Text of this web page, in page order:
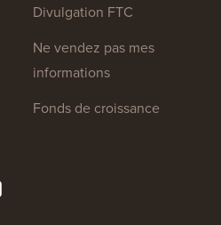
Divulgation FTC
Ne vendez pas mes
informations
Fonds de croissance